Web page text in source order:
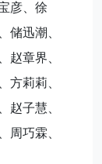
彦、徐
储迅潮、
赵章界、
方莉莉、
赵子慧、
周巧霖、